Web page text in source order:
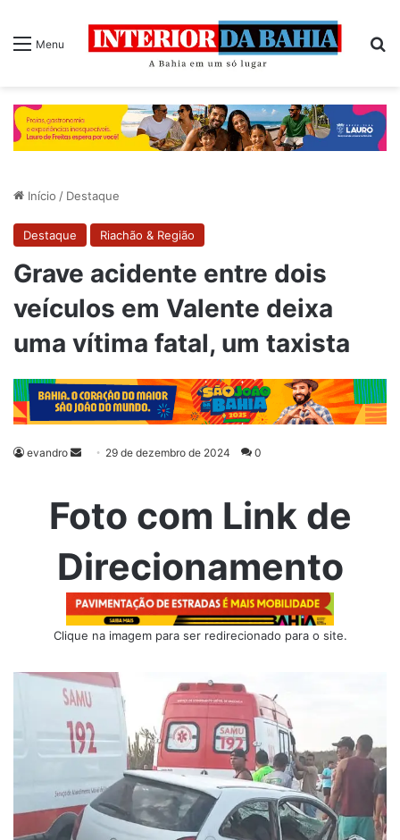
Menu
Início / Destaque
Destaque Riachão & Região
Grave acidente entre dois
veículos em Valente deixa
uma vítima fatal, um taxista
evandro
Mande
mail
29 de dezembro de 2024 0
Foto com Link de
Direcionamento
Clique na imagem para ser redirecionado para o site.